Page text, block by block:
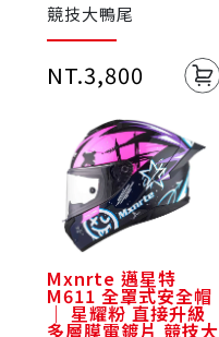
競技大鴨尾
NT.3,800
Mxnrte 邁星特
M611 全罩式安全帽
｜ 星耀粉 直接升級
多層膜電鍍片 競技大